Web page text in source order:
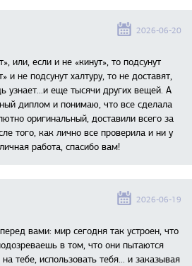
2026-06-20
или, если и не «кинут», то подсунут
и не подсунут халтуру, то не доставят,
узнает...и еще тысячи других вещей. А
диплом и понимаю, что все сделала
оригинальный, доставили всего за
того, как лично все проверила и ни у
работа, спасибо вам!
2026-06-19
вами: мир сегодня так устроен, что
в том, что они пытаются
тебе, использовать тебя... и заказывая